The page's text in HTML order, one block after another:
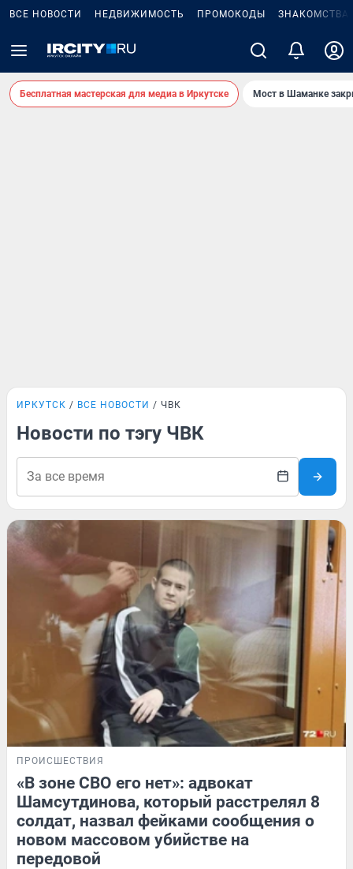
ВСЕ НОВОСТИ НЕДВИЖИМОСТЬ ПРОМОКОДЫ ЗНАКОМСТВА
Бесплатная мастерская для медиа в Иркутске Мост в Шаманке
ИРКУТСК ВСЕ НОВОСТИ ЧВК
Новости по тэгу ЧВК
ПРОИСШЕСТВИЯ
«В зоне СВО его нет»: адвокат
Шамсутдинова, который расстрелял 8
солдат, назвал фейками сообщения о
новом массовом убийстве на
передовой